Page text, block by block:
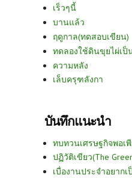
เร็วๆนี้
บานแล้ว
ฤดูกาล(ทดสอบเขียน)
ทดลองใช้ดินขุยไผ่เ
ความหลัง
เล็บครุฑลังกา
บันทึกแนะนำ
ทบทวนเศรษฐกิจพอเพี
ปฏิวัติเขียว(The
เบื่องานประจำอยาก